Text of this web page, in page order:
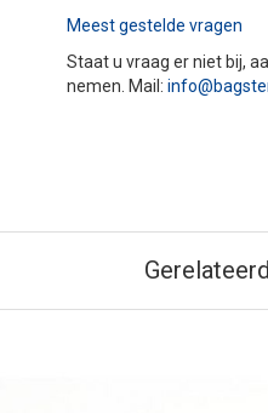
Meest gestelde vragen
Staat u vraag er niet bij,
nemen. Mail: